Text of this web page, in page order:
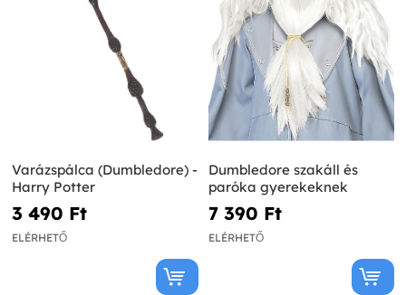
Varázspálca (Dumbledore) -
Harry Potter
3 490 Ft‎
ELÉRHETŐ
Dumbledore szakáll és
paróka gyerekeknek
7 390 Ft‎
ELÉRHETŐ